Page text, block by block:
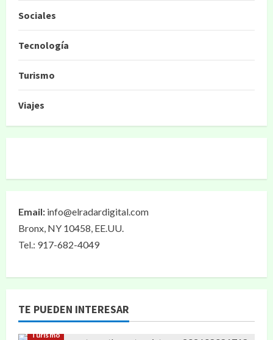
Sociales
Tecnología
Turismo
Viajes
Email: info@elradardigital.com
Bronx, NY 10458, EE.UU.
Tel.: 917-682-4049
TE PUEDEN INTERESAR
Turismo